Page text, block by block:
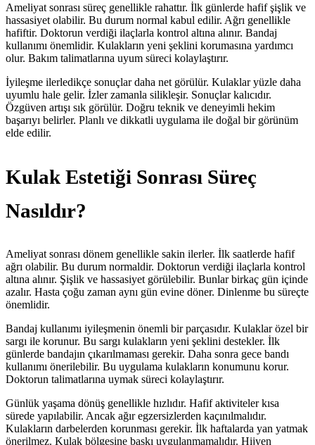
Ameliyat sonrası süreç genellikle rahattır. İlk günlerde hafif şişlik ve
hassasiyet olabilir. Bu durum normal kabul edilir. Ağrı genellikle
hafiftir. Doktorun verdiği ilaçlarla kontrol altına alınır. Bandaj
kullanımı önemlidir. Kulakların yeni şeklini korumasına yardımcı
olur. Bakım talimatlarına uyum süreci kolaylaştırır.
İyileşme ilerledikçe sonuçlar daha net görülür. Kulaklar yüzle daha
uyumlu hale gelir. İzler zamanla silikleşir. Sonuçlar kalıcıdır.
Özgüven artışı sık görülür. Doğru teknik ve deneyimli hekim
başarıyı belirler. Planlı ve dikkatli uygulama ile doğal bir görünüm
elde edilir.
Kulak Estetiği Sonrası Süreç
Nasıldır?
Ameliyat sonrası dönem genellikle sakin ilerler. İlk saatlerde hafif
ağrı olabilir. Bu durum normaldir. Doktorun verdiği ilaçlarla kontrol
altına alınır. Şişlik ve hassasiyet görülebilir. Bunlar birkaç gün içinde
azalır. Hasta çoğu zaman aynı gün evine döner. Dinlenme bu süreçte
önemlidir.
Bandaj kullanımı iyileşmenin önemli bir parçasıdır. Kulaklar özel bir
sargı ile korunur. Bu sargı kulakların yeni şeklini destekler. İlk
günlerde bandajın çıkarılmaması gerekir. Daha sonra gece bandı
kullanımı önerilebilir. Bu uygulama kulakların konumunu korur.
Doktorun talimatlarına uymak süreci kolaylaştırır.
Günlük yaşama dönüş genellikle hızlıdır. Hafif aktiviteler kısa
sürede yapılabilir. Ancak ağır egzersizlerden kaçınılmalıdır.
Kulakların darbelerden korunması gerekir. İlk haftalarda yan yatmak
önerilmez. Kulak bölgesine baskı uygulanmamalıdır. Hijyen